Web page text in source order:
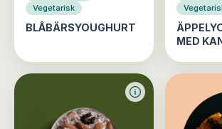
Vegetarisk
BLÅBÄRSYOUGHURT
MED